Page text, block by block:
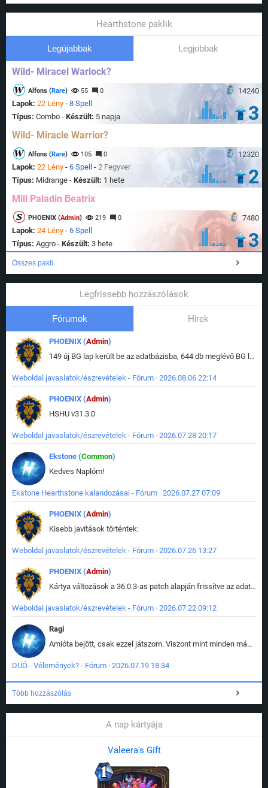
Hearthstone paklik
Legújabbak Legjobbak
Wild- Miracel Warlock?
14240
Alfons (Rare) 55 0
Lapok: 22 Lény - 8 Spell
Típus: Combo - Készült: 5 napja 3
Wild- Miracle Warrior?
12320
Alfons (Rare) 105 0
Lapok: 22 Lény - 6 Spell - 2 Fegyver
Típus: Midrange - Készült: 1 hete 2
Mill Paladin Beatrix
7480
PHOENIX (Admin) 219 0
Lapok: 24 Lény - 6 Spell
Típus: Aggro - Készült: 3 hete 3
Összes pakli
Legfrissebb hozzászólások
Fórumok Hirek
PHOENIX (Admin)
149 új BG lap került be az adatbázisba, 644 db meglévő BG lap módosult, bekerültek az új képek a megváltozott lapokhoz is.
Weboldal javaslatok/észrevételek - Fórum · 2026.08.06 22:14
PHOENIX (Admin)
HSHU v31.3.0
Weboldal javaslatok/észrevételek - Fórum · 2026.07.28 20:17
Ekstone (Common)
Kedves Naplóm!
Ekstone Hearthstone kalandozásai - Fórum · 2026.07.27 07:09
PHOENIX (Admin)
Kisebb javítások történtek:
Weboldal javaslatok/észrevételek - Fórum · 2026.07.26 13:27
PHOENIX (Admin)
Kártya változások a 36.0.3-as patch alapján frissítve az adatbázisban (képek is cserélve).
Weboldal javaslatok/észrevételek - Fórum · 2026.07.22 09:12
Ragi
Amióta bejött, csak ezzel játszom. Viszont mint minden más - akár az alapjáték is, ez is baromira összetett lett. Néha már pár kör után is esélytelen az egész. Vagy irreállisan túltápol valaki, vagy lelép a partner, vagy csak hülye mint a segg. És amikor eljönne az én időm, na akkor jön el mindenki másé is. Engem jobban érdekelne, hogy ki milyen ratingen szokott játszani. Na ez lenne egy érdekes adat.
DUÓ - Vélemények? - Fórum · 2026.07.19 18:34
Több hozzászólás
A nap kártyája
Valeera's Gift